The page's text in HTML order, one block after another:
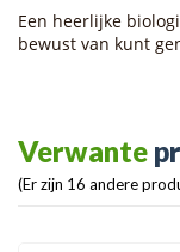
Een heerlijke
bewust van kunt
Verwante
(Er zijn 16 andere